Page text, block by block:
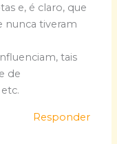
e, é claro, que
nunca tiveram
tais
de
Responder